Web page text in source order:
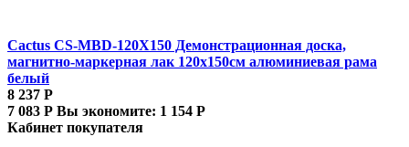
Cactus CS-MBD-120X150 Демонстрационная доска,
магнитно-маркерная лак 120х150см алюминиевая рама
белый
8 237 Р
7 083 Р Вы экономите: 1 154 Р
Кабинет покупателя